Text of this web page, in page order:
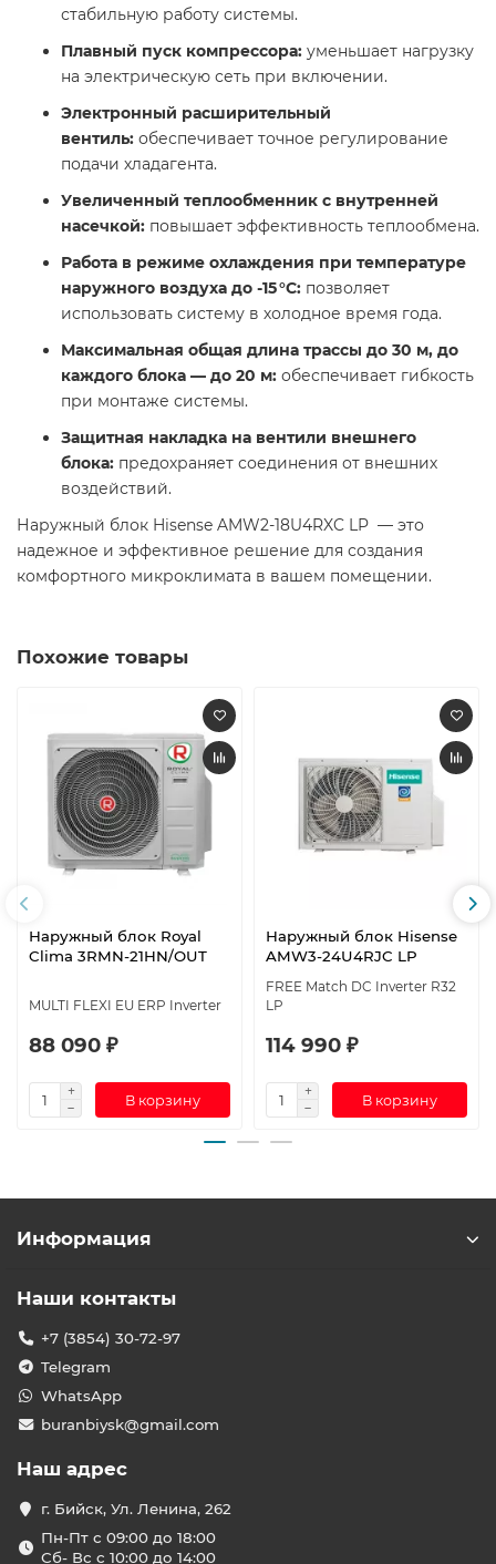
стабильную работу системы.​
Плавный пуск компрессора: уменьшает нагрузку
на электрическую сеть при включении.​
Электронный расширительный
вентиль: обеспечивает точное регулирование
подачи хладагента.​
Увеличенный теплообменник с внутренней
насечкой: повышает эффективность теплообмена.​
Работа в режиме охлаждения при температуре
наружного воздуха до -15 °C: позволяет
использовать систему в холодное время года.​
Максимальная общая длина трассы до 30 м, до
каждого блока — до 20 м: обеспечивает гибкость
при монтаже системы.​
Защитная накладка на вентили внешнего
блока: предохраняет соединения от внешних
воздействий.​
Наружный блок Hisense AMW2-18U4RXC LP — это
надежное и эффективное решение для создания
комфортного микроклимата в вашем помещении.​
Похожие товары
Наружный блок Royal
Clima 3RMN-21HN/OUT
MULTI FLEXI EU ERP Inverter
88 090 ₽
В корзину
Наружный блок Hisense
AMW3-24U4RJC LP
FREE Match DC Inverter R32
LP
114 990 ₽
В корзину
Информация
Наши контакты
+7 (3854) 30-72-97
Telegram
WhatsApp
buranbiysk@gmail.com
Наш адрес
г. Бийск, Ул. Ленина, 262
Пн-Пт с 09:00 до 18:00
Сб- Вс с 10:00 до 14:00